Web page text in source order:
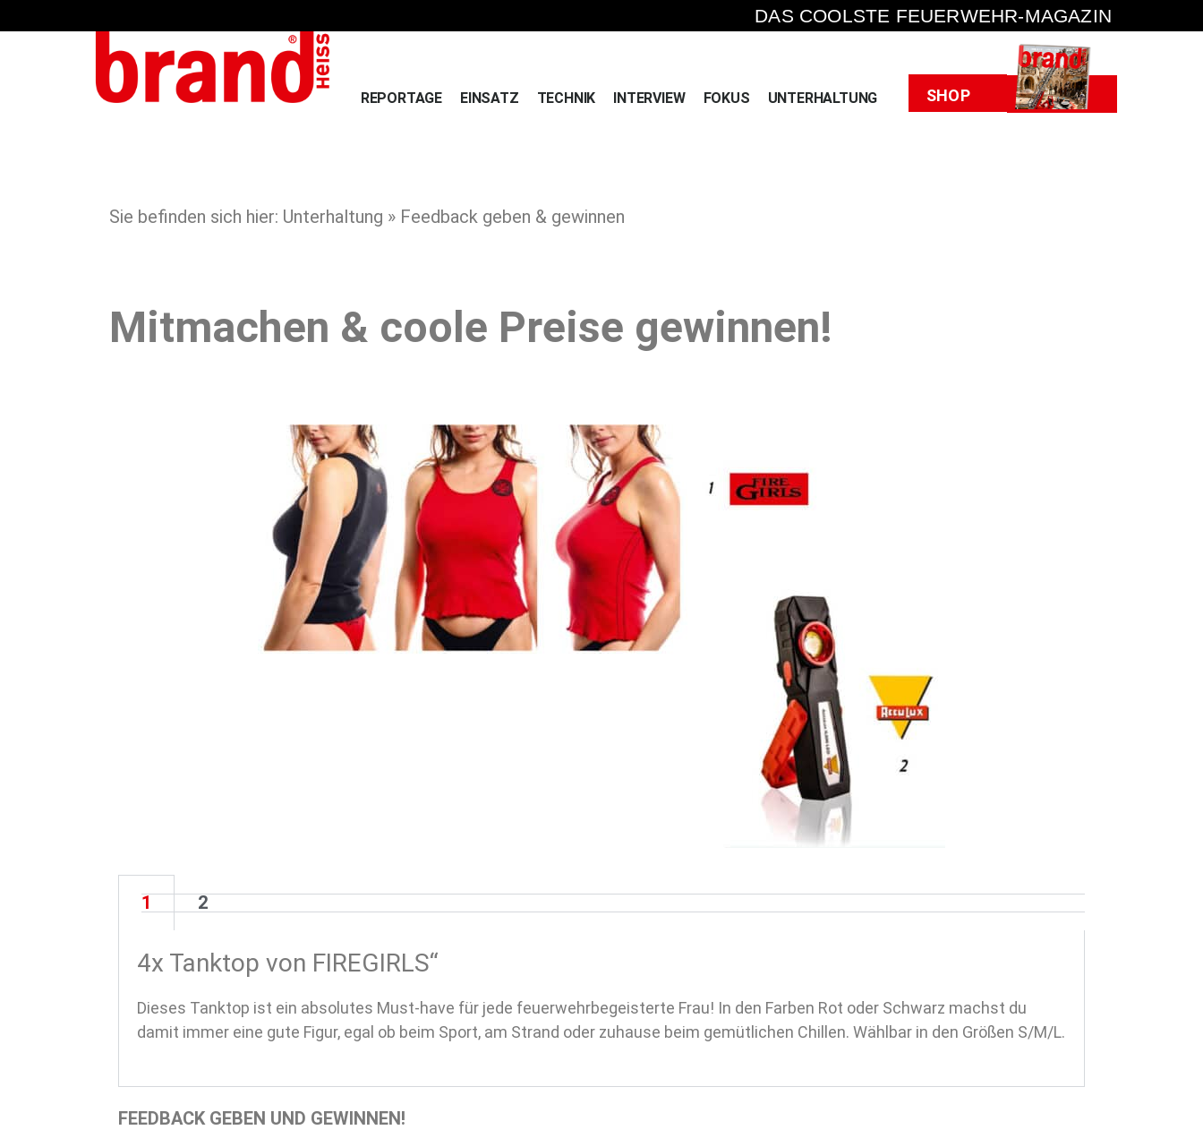
DAS COOLSTE FEUERWEHR-MAGAZIN
REPORTAGE EINSATZ TECHNIK INTERVIEW FOKUS UNTERHALTUNG SHOP Heft
Sie befinden sich hier: Unterhaltung » Feedback geben & gewinnen
Mitmachen & coole Preise gewinnen!
1 2
4x Tanktop von FIREGIRLS“
Dieses Tanktop ist ein absolutes Must-have für jede feuerwehrbegeisterte Frau! In den Farben Rot oder Schwarz machst du
damit immer eine gute Figur, egal ob beim Sport, am Strand oder zuhause beim gemütlichen Chillen. Wählbar in den Größen S/M/L.
FEEDBACK GEBEN UND GEWINNEN!